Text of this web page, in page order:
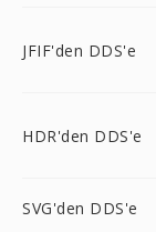
JFIF'den DDS'e
HDR'den DDS'e
SVG'den DDS'e